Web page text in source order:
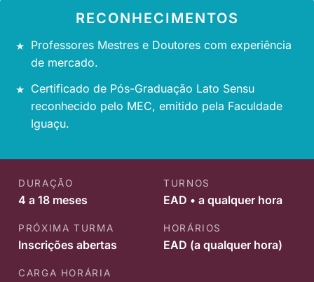
RECONHECIMENTOS
Professores Mestres e Doutores com experiência
de mercado.
Certificado de Pós-Graduação Lato Sensu
reconhecido pelo MEC, emitido pela Faculdade
Iguaçu.
DURAÇÃO
4 a 18 meses
TURNOS
EAD • a qualquer hora
PRÓXIMA TURMA
Inscrições abertas
HORÁRIOS
EAD (a qualquer hora)
CARGA HORÁRIA